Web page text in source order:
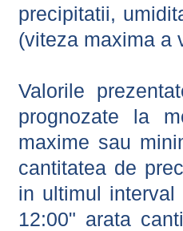
precipitatii,
(viteza maxima a
Valorile
prognozate la
maxime sau
cantitatea de
in ultimul
12:00" arata